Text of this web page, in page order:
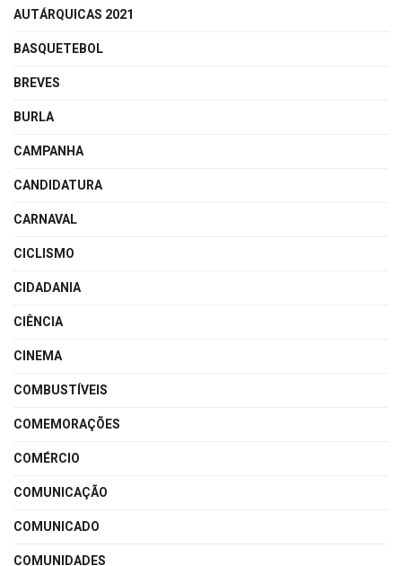
AUTÁRQUICAS 2021
BASQUETEBOL
BREVES
BURLA
CAMPANHA
CANDIDATURA
CARNAVAL
CICLISMO
CIDADANIA
CIÊNCIA
CINEMA
COMBUSTÍVEIS
COMEMORAÇÕES
COMÉRCIO
COMUNICAÇÃO
COMUNICADO
COMUNIDADES